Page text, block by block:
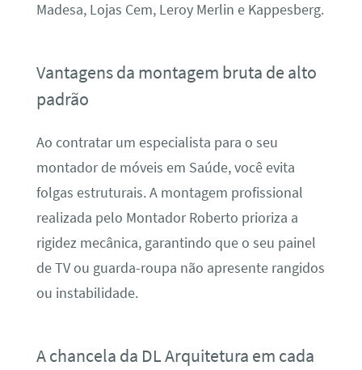
Madesa, Lojas Cem, Leroy Merlin e Kappesberg.
Vantagens da montagem bruta de alto
padrão
Ao contratar um especialista para o seu
montador de móveis em Saúde, você evita
folgas estruturais. A montagem profissional
realizada pelo Montador Roberto prioriza a
rigidez mecânica, garantindo que o seu painel
de TV ou guarda-roupa não apresente rangidos
ou instabilidade.
A chancela da DL Arquitetura em cada